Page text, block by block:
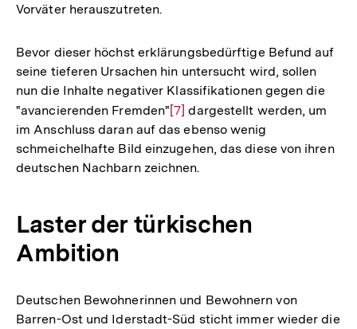
Vorväter herauszutreten.
Bevor dieser höchst erklärungsbedürftige Befund auf
seine tieferen Ursachen hin untersucht wird, sollen
nun die Inhalte negativer Klassifikationen gegen die
"avancierenden Fremden"Zur
Auflösung
der
Fußnote
[7] dargestellt werden, um
im Anschluss daran auf das ebenso wenig
schmeichelhafte Bild einzugehen, das diese von ihren
deutschen Nachbarn zeichnen.
Laster der türkischen
Ambition
Deutschen Bewohnerinnen und Bewohnern von
Barren-Ost und Iderstadt-Süd sticht immer wieder die